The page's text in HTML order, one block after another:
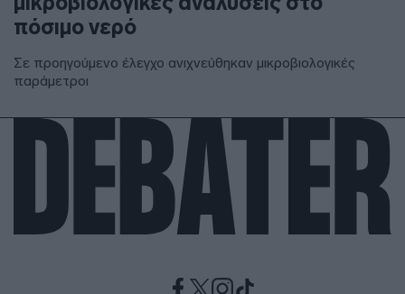
πόσιμο νερό
Σε προηγούμενο έλεγχο ανιχνεύθηκαν μικροβιολογικές
παράμετροι